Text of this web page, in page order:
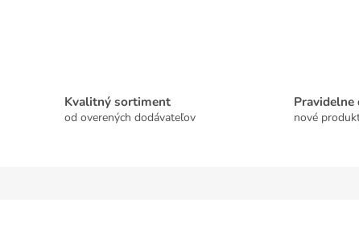
Kvalitný sortiment
od overených dodávateľov
Pravidelne
nové